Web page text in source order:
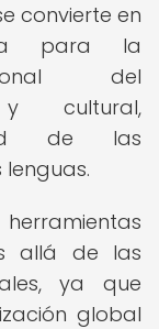
convierte en
para la
del
y cultural,
de las
allá de las
ya que
global